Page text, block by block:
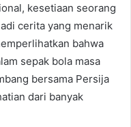
kesetiaan seorang
cerita yang menarik
bahwa
sepak bola masa
bersama Persija
dari banyak